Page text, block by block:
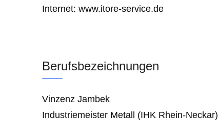
Internet: www.itore-service.de
Berufsbezeichnungen
Vinzenz Jambek
Industriemeister Metall (IHK Rhein-Neckar)